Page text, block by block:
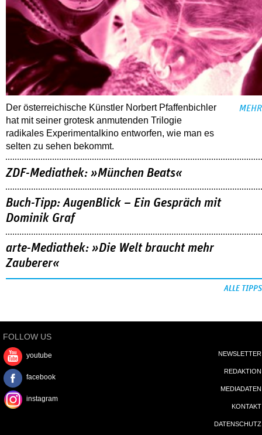
Der österreichische Künstler Norbert Pfaffenbichler
hat mit seiner grotesk anmutenden Trilogie
radikales Experimentalkino entworfen, wie man es
selten zu sehen bekommt.
MEHR
ZDF-Mediathek: »München Beats«
Buch-Tipp: AugenBlick – Ein Gespräch mit
Dominik Graf
arte-Mediathek: »Die Welt braucht mehr
Zauberer«
ALLE TIPPS
FOLLOW US
youtube
facebook
instagram
NEWSLETTER
REDAKTION
MEDIADATEN
KONTAKT
DATENSCHUTZ